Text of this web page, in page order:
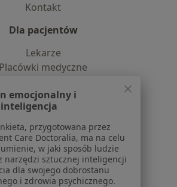
Kontakt
Dla pacjentów
Lekarze
Placówki medyczne
Usługi i zabiegi
Choroby
Pomoc
Aplikacje mobilne
Blog dla pacjentów
profesjonalistów
emocjonalny i
przygotowana przez
Care Doctoralia, ma na celu
w jaki sposób ludzie
narzędzi sztucznej inteligencji
dla swojego dobrostanu
i zdrowia psychicznego.